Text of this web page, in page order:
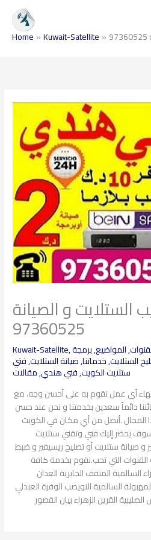
content
Home Kuwait-Satellite
الستلايت و الصيانة
97360525
Kuwait-Satellite, ,المواضيع,برمجة
الستلايت,خدماتنا,صيانة الستلايت,فتي
ستلايت الكويت,فني هندي,مقالات
لأنهاء أي عمل نقوم به على أحسن وجه، مع
دائماً سعدين بخدمتنا و نحن عند حسن
المجال .أتصل من أي مكان في الكويت
يحضر إليك فني وتقني ستلايت
و صيانة ستلايت أو تصليح ريسيفير و ضبط
القنوات التي تحب.نقوم بخدمة كافة
المنقف الجابرية العدان
السالمية النويصب الوفرة العبدلي
القرين الزهراء بيان القصور